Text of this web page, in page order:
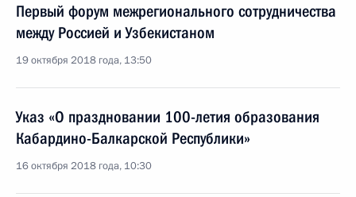
Первый форум межрегионального сотрудничества
между Россией и Узбекистаном
19 октября 2018 года, 13:50
Указ «О праздновании 100-летия образования
Кабардино-Балкарской Республики»
16 октября 2018 года, 10:30